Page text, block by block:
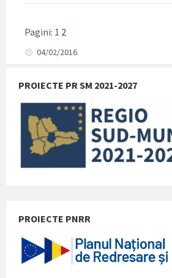
Pagini: 1 2
04/02/2016
PROIECTE PR SM 2021-2027
PROIECTE PNRR